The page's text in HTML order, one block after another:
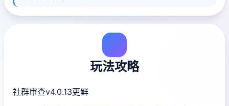
玩法攻略
社群审查v4.0.13更鲜